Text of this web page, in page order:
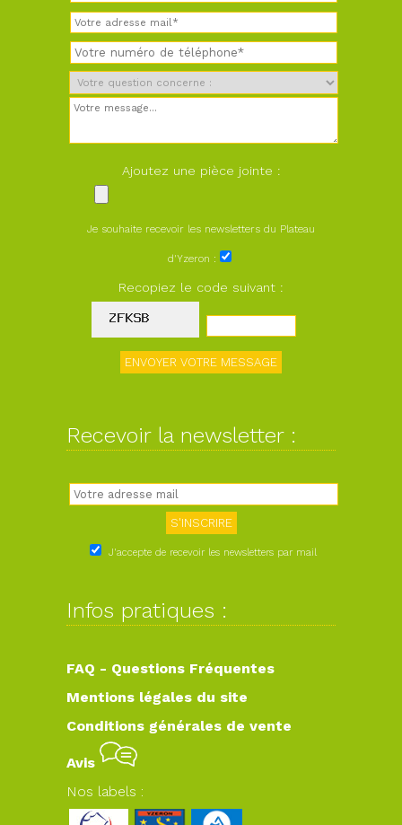
Ajoutez une pièce jointe :
Je souhaite recevoir les newsletters du Plateau
d'Yzeron :
Recopiez le code suivant :
Recevoir la newsletter :
J'accepte de recevoir les newsletters par mail
Infos pratiques :
FAQ - Questions Fréquentes
Mentions légales du site
Conditions générales de vente
Avis
Nos labels :